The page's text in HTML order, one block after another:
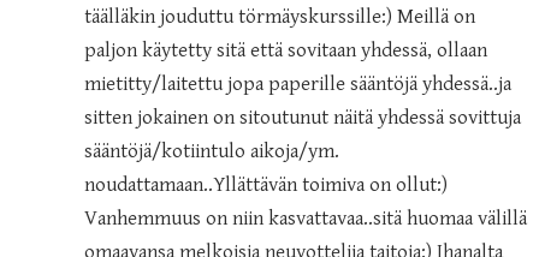
täälläkin jouduttu törmäyskurssille:) Meillä on
paljon käytetty sitä että sovitaan yhdessä, ollaan
mietitty/laitettu jopa paperille sääntöjä yhdessä..ja
sitten jokainen on sitoutunut näitä yhdessä sovittuja
sääntöjä/kotiintulo aikoja/ym.
noudattamaan..Yllättävän toimiva on ollut:)
Vanhemmuus on niin kasvattavaa..sitä huomaa välillä